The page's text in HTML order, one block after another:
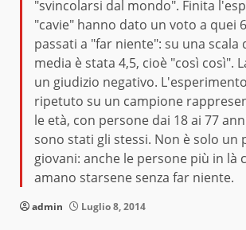
"svincolarsi dal mondo". Finita
"cavie" hanno dato un voto a quei
passati a "far niente": su una scala
media è stata 4,5, cioè "così così".
un giudizio negativo.
ripetuto su un campione
le età, con persone dai 18 ai 77
sono stati gli stessi. Non è solo un
giovani: anche le persone più in là
amano starsene senza far niente.
admin Luglio 8, 2014